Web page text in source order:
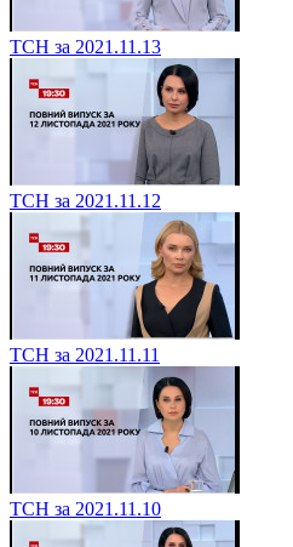
ТСН за 2021.11.13
ТСН за 2021.11.12
ТСН за 2021.11.11
ТСН за 2021.11.10